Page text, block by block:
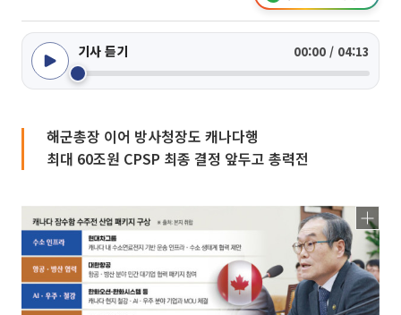
기사 듣기 00:00 / 04:13
해군총장 이어 방사청장도 캐나다행
최대 60조원 CPSP 최종 결정 앞두고 총력전